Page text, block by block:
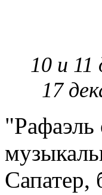
10 и
17
"Рафаэль
Сапатер,